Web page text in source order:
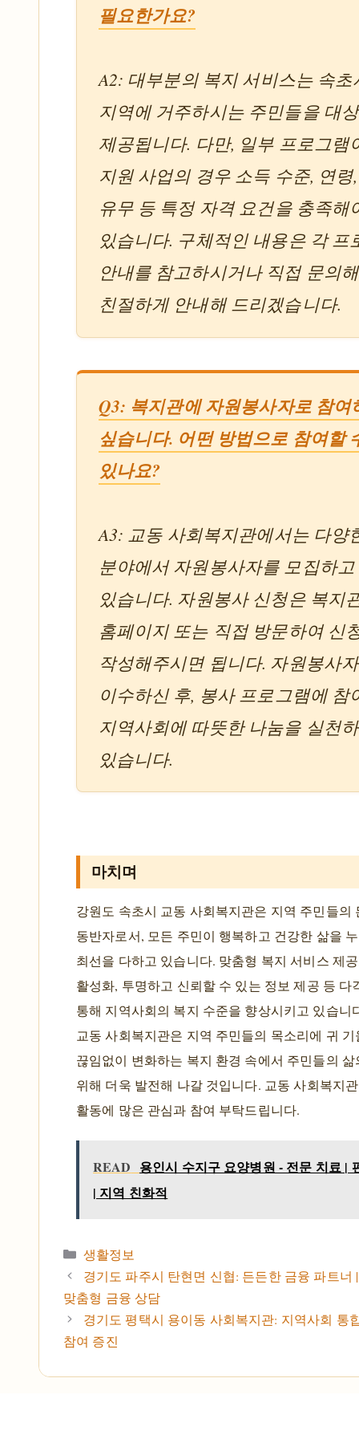
필요한가요?
A2: 대부분의 복지 서비스는 속초
지역에 거주하시는 주민들을 대
제공됩니다. 다만, 일부 프로그램
지원 사업의 경우 소득 수준, 연령
유무 등 특정 자격 요건을 충족해
있습니다. 구체적인 내용은 각 프
안내를 참고하시거나 직접 문의
친절하게 안내해 드리겠습니다.
Q3: 복지관에 자원봉사자로 참여
싶습니다. 어떤 방법으로 참여할
있나요?
A3: 교동 사회복지관에서는 다양
분야에서 자원봉사자를 모집하고
있습니다. 자원봉사 신청은 복지
홈페이지 또는 직접 방문하여 신
작성해주시면 됩니다. 자원봉사
이수하신 후, 봉사 프로그램에 참
지역사회에 따뜻한 나눔을 실천
있습니다.
마치며
강원도 속초시 교동 사회복지관은 지역 주민들의
동반자로서, 모든 주민이 행복하고 건강한 삶을
최선을 다하고 있습니다. 맞춤형 복지 서비스 제
활성화, 투명하고 신뢰할 수 있는 정보 제공 등 다
통해 지역사회의 복지 수준을 향상시키고 있습니
교동 사회복지관은 지역 주민들의 목소리에 귀 기
끊임없이 변화하는 복지 환경 속에서 주민들의
위해 더욱 발전해 나갈 것입니다. 교동 사회복지
활동에 많은 관심과 참여 부탁드립니다.
READ 용인시 수지구 요양병원 - 전문 치료 |
| 지역 친화적
카테고리
생활정보
경기도 파주시 탄현면 신협: 든든한 금융 파트너
맞춤형 금융 상담
경기도 평택시 용이동 사회복지관: 지역사회 통
참여 증진